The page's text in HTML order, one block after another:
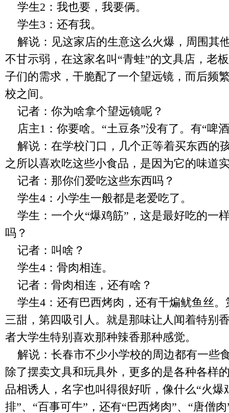
学生2 ：我也要，我要俩。
学生3 ：还有我。
解说：见这家店的生意这么火爆，周围其
不甘示弱，在这家名叫“青蛙”的文具店，老
子们的需求，干脆配了一个望远镜，而后频
校之间。
记者：你为啥拿个望远镜呢？
店主1 ：你要啥。“土豆条”没有了。有“啤
解说：在学校门口，几个正等着买东西的
之所以喜欢吃这些小食品，是因为它的味道
记者：那你们爱吃这些东西吗？
学生4 ：小学生一般都是老爱吃了。
学生：一个火“爆鸡筋”，这是最好吃的一
吗？
记者：叫啥？
学生4 ：骨肉相连。
记者：骨肉相连，还有啥？
学生4 ：还有巴西烤肉，还有干煸鱿鱼丝
三甜，第四吸引人。就是那味让人闻着特别
者大学生特别喜欢那种辣香那种感觉。
解说：长春市不少小学校的周边都有一些
除了摆卖文具和玩具外，更多的是各种各样
品相诱人，名字也叫得很好听，像什么“火爆
排”、“百事可牛”，还有“巴西烤肉”、“唐僧